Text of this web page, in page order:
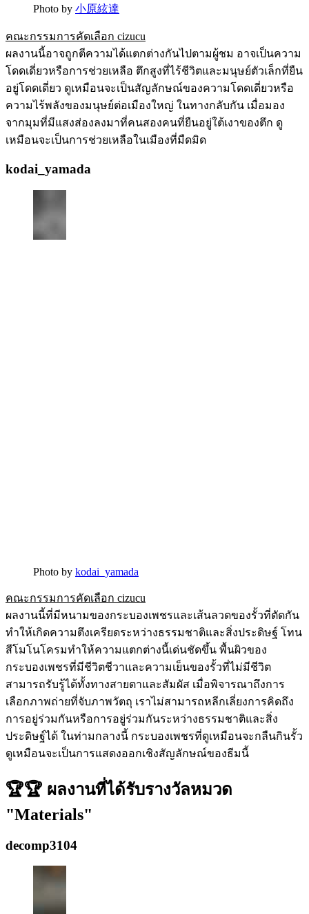
Photo by 小原絃達
คณะกรรมการคัดเลือก cizucu
ผลงานนี้อาจถูกตีความได้แตกต่างกันไปตามผู้ชม อาจเป็นความ
โดดเดี่ยวหรือการช่วยเหลือ ตึกสูงที่ไร้ชีวิตและมนุษย์ตัวเล็กที่ยืน
อยู่โดดเดี่ยว ดูเหมือนจะเป็นสัญลักษณ์ของความโดดเดี่ยวหรือ
ความไร้พลังของมนุษย์ต่อเมืองใหญ่ ในทางกลับกัน เมื่อมอง
จากมุมที่มีแสงส่องลงมาที่คนสองคนที่ยืนอยู่ใต้เงาของตึก ดู
เหมือนจะเป็นการช่วยเหลือในเมืองที่มืดมิด
kodai_yamada
Photo by kodai_yamada
คณะกรรมการคัดเลือก cizucu
ผลงานนี้ที่มีหนามของกระบองเพชรและเส้นลวดของรั้วที่ตัดกัน
ทำให้เกิดความตึงเครียดระหว่างธรรมชาติและสิ่งประดิษฐ์ โทน
สีโมโนโครมทำให้ความแตกต่างนี้เด่นชัดขึ้น พื้นผิวของ
กระบองเพชรที่มีชีวิตชีวาและความเย็นของรั้วที่ไม่มีชีวิต
สามารถรับรู้ได้ทั้งทางสายตาและสัมผัส เมื่อพิจารณาถึงการ
เลือกภาพถ่ายที่จับภาพวัตถุ เราไม่สามารถหลีกเลี่ยงการคิดถึง
การอยู่ร่วมกันหรือการอยู่ร่วมกันระหว่างธรรมชาติและสิ่ง
ประดิษฐ์ได้ ในท่ามกลางนี้ กระบองเพชรที่ดูเหมือนจะกลืนกินรั้ว
ดูเหมือนจะเป็นการแสดงออกเชิงสัญลักษณ์ของธีมนี้
🏆🏆 ผลงานที่ได้รับรางวัลหมวด
"Materials"
decomp3104